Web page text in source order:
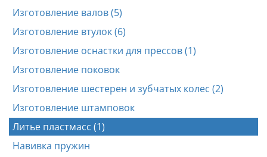
Изготовление валов (5)
Изготовление втулок (6)
Изготовление оснастки для прессов (1)
Изготовление поковок
Изготовление шестерен и зубчатых колес (2)
Изготовление штамповок
Литье пластмасс (1)
Навивка пружин